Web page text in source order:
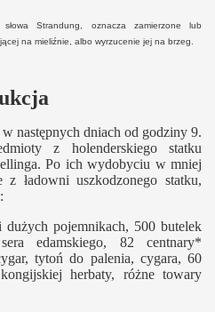
Strandung, oznacza zamierzone lub
na mieliźnie, albo wyrzucenie jej na brzeg.
następnych dniach od godziny 9.
z holenderskiego statku
Po ich wydobyciu w mniej
ładowni uszkodzonego statku,
pojemnikach, 500 butelek
edamskiego, 82 centnary*
tytoń do palenia, cygara, 60
herbaty, różne towary